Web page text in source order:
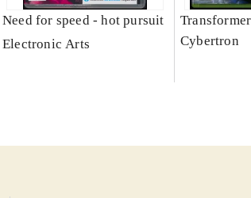
Need for speed - hot pursuit
Electronic Arts
Cybertron